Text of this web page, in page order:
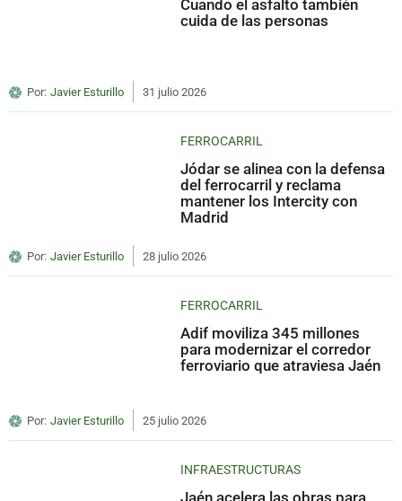
Cuando el asfalto también
cuida de las personas
Por: Javier Esturillo 31 julio 2026
FERROCARRIL
Jódar se alinea con la defensa
del ferrocarril y reclama
mantener los Intercity con
Madrid
Por: Javier Esturillo 28 julio 2026
FERROCARRIL
Adif moviliza 345 millones
para modernizar el corredor
ferroviario que atraviesa Jaén
Por: Javier Esturillo 25 julio 2026
INFRAESTRUCTURAS